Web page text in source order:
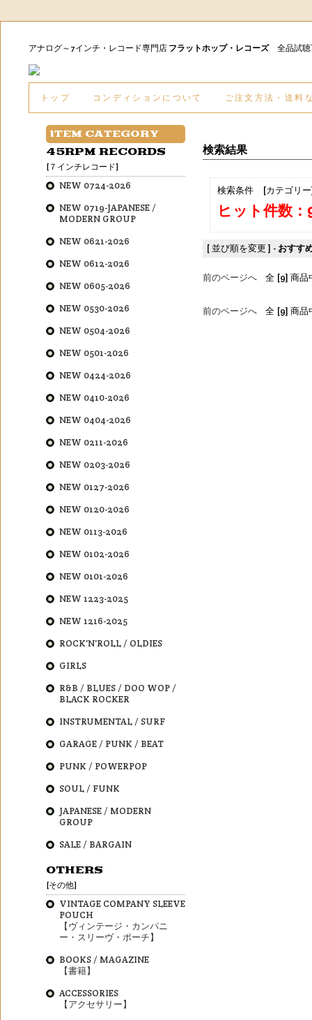
アナログ～7インチ・レコード専門店 フラットホップ・レコーズ全品試
トップ コンディションについて ご注文方法・送料
検索結果
検索条件 [カテゴリ
ヒット件数：
[ 並び順を変更 ] - おすす
前のページへ 全 [9] 商品
前のページへ 全 [9] 商品
ITEM CATEGORY
45RPM RECORDS
[７インチレコード]
NEW 0724-2026
NEW 0719-JAPANESE /
MODERN GROUP
NEW 0621-2026
NEW 0612-2026
NEW 0605-2026
NEW 0530-2026
NEW 0504-2026
NEW 0501-2026
NEW 0424-2026
NEW 0410-2026
NEW 0404-2026
NEW 0211-2026
NEW 0203-2026
NEW 0127-2026
NEW 0120-2026
NEW 0113-2026
NEW 0102-2026
NEW 0101-2026
NEW 1223-2025
NEW 1216-2025
ROCK'N'ROLL / OLDIES
GIRLS
R&B / BLUES / DOO WOP /
BLACK ROCKER
INSTRUMENTAL / SURF
GARAGE / PUNK / BEAT
PUNK / POWERPOP
SOUL / FUNK
JAPANESE / MODERN
GROUP
SALE / BARGAIN
OTHERS
[その他]
VINTAGE COMPANY SLEEVE
POUCH
【ヴィンテージ・カンパニ
ー・スリーヴ・ポーチ】
BOOKS / MAGAZINE
【書籍】
ACCESSORIES
【アクセサリー】